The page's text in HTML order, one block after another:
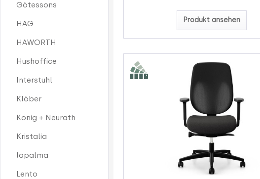
Götessons
HAG
HAWORTH
Hushoffice
Interstuhl
Klöber
König + Neurath
Kristalia
lapalma
Lento
Produkt ansehen